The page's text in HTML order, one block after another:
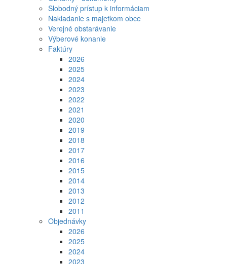
Slobodný prístup k informáciam
Nakladanie s majetkom obce
Verejné obstarávanie
Výberové konanie
Faktúry
2026
2025
2024
2023
2022
2021
2020
2019
2018
2017
2016
2015
2014
2013
2012
2011
Objednávky
2026
2025
2024
2023